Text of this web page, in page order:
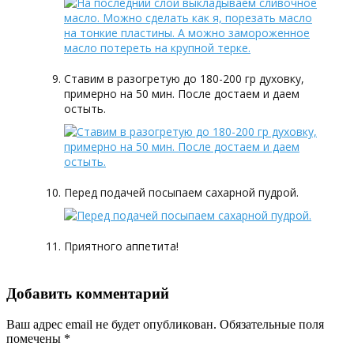
Ставим в разогретую до 180-200 гр духовку,
примерно на 50 мин. После достаем и даем
остыть.
Перед подачей посыпаем сахарной пудрой.
Приятного аппетита!
Добавить комментарий
Ваш адрес email не будет опубликован. Обязательные поля
помечены *